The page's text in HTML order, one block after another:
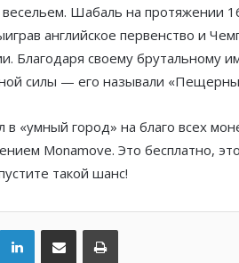
Шабаль на протяжении
английское первенство и
Благодаря своему брутальному
силы — его называли
«умный город» на благо всех
Monamove. Это бесплатно,
такой шанс!
LinkedInПоделиться по электронной почте Распечатать
United в